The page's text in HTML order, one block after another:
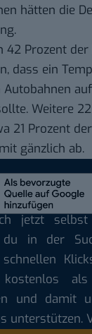
hätten die
42 Prozent
dass ein
Weitere
21 Prozent
gänzlich ab.
jetzt selbst
du in der
als
und damit
unterstützen.